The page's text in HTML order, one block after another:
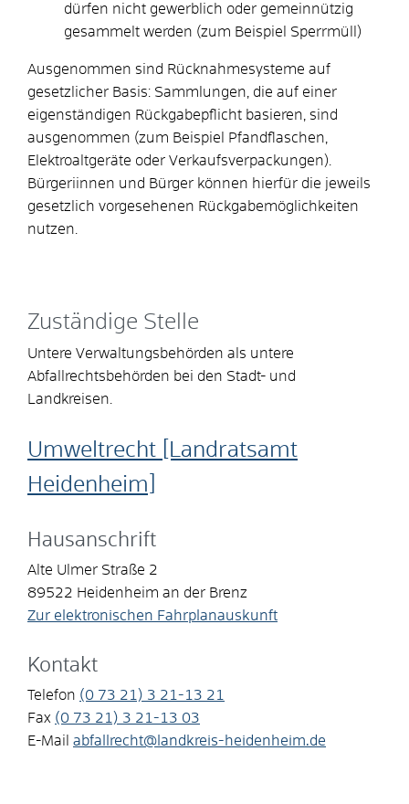
dürfen nicht gewerblich oder gemeinnützig
gesammelt werden (zum Beispiel Sperrmüll)
Ausgenommen sind Rücknahmesysteme auf
gesetzlicher Basis: Sammlungen, die auf einer
eigenständigen Rückgabepflicht basieren , sind
ausgenommen (zum Beispiel Pfandflaschen,
Elektroaltgeräte oder Verkaufsverpackungen).
Bürgeriinnen und Bürger können hierfür die jeweils
gesetzlich vorgesehenen Rückgabemöglichkeiten
nutzen.
Zuständige Stelle
Untere Verwaltungsbehörden als untere
Abfallrechtsbehörden bei den Stadt- und
Landkreisen.
Umweltrecht [Landratsamt
Heidenheim]
Hausanschrift
Alte Ulmer Straße 2
89522 Heidenheim an der Brenz
Zur elektronischen Fahrplanauskunft
Kontakt
Telefon (0 73 21) 3 21-13 21
Fax (0 73 21) 3 21-13 03
E-Mail abfallrecht@landkreis-heidenheim.de